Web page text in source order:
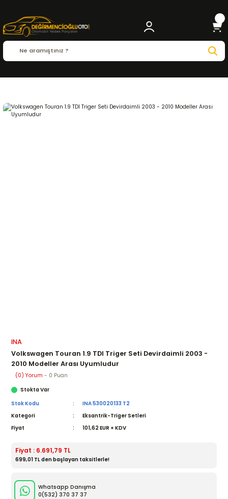
INA
Volkswagen Touran 1.9 TDI Triger Seti Devirdaimli 2003 -
2010 Modeller Arası Uyumludur
(0) Yorum - 0 Puan
Stokta Var
Stok Kodu
INA 530020133 T2
Kategori
Eksantrik-Triger Setleri
Fiyat
101,62 EUR + KDV
Fiyat : 6.691,79 TL
699,01 TL den başlayan taksitlerle!
Whatsapp Danışma
0(532) 370 37 37